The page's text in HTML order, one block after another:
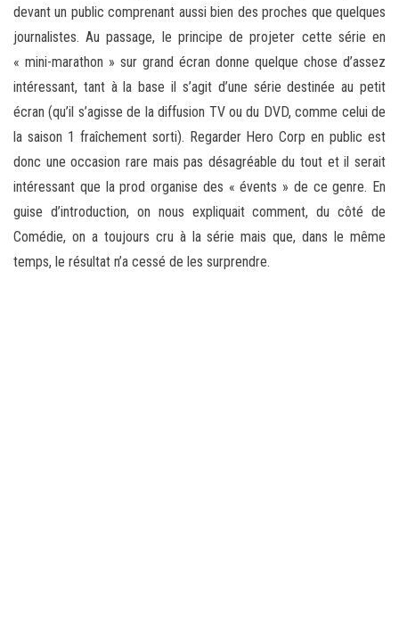
devant un public comprenant aussi bien des proches que quelques
journalistes. Au passage, le principe de projeter cette série en
« mini-marathon » sur grand écran donne quelque chose d’assez
intéressant, tant à la base il s’agit d’une série destinée au petit
écran (qu’il s’agisse de la diffusion TV ou du DVD, comme celui de
la saison 1 fraîchement sorti). Regarder Hero Corp en public est
donc une occasion rare mais pas désagréable du tout et il serait
intéressant que la prod organise des « évents » de ce genre. En
guise d’introduction, on nous expliquait comment, du côté de
Comédie, on a toujours cru à la série mais que, dans le même
temps, le résultat n’a cessé de les surprendre.